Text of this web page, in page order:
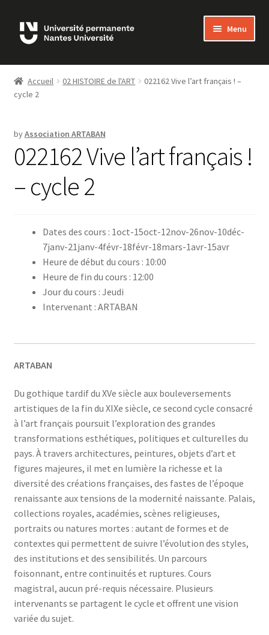
Skip
to
Skip
to
Menu
Bienvenue sur MonUP
MON COMPTE
ADHÉSIONS
LES COURS
FAQ
Accueil 02 HISTOIRE de l'ART
022162 Vive l’art français ! –
cycle 2
byAssociation ARTABAN
022162 Vive l’art français !
– cycle 2
Dates des cours : 1oct-15oct-12nov-26nov-10déc-
7janv-21janv-4févr-18févr-18mars-1avr-15avr
Heure de début du cours : 10:00
Heure de fin du cours : 12:00
Jour du cours : Jeudi
Intervenant : ARTABAN
ARTABAN
Du gothique tardif du XVe siècle aux bouleversements
artistiques de la fin du XIXe siècle, ce second cycle consacré
à l’art français poursuit l’exploration des grandes
transformations esthétiques, politiques et culturelles du
pays. À travers architectures, peintures, objets d’art et
figures majeures, il met en lumière la richesse et la
diversité des créations françaises, des fastes de l’époque
renaissante aux tensions de la modernité naissante. Palais,
collections royales, académies, scènes religieuses,
portraits ou natures mortes : autant de formes et de
contextes qui permettent de suivre l’évolution des styles,
des institutions et des sensibilités. Un parcours
foisonnant, entre continuités et ruptures. Cours
magistral, aucun pré-requis nécessaire. Plusieurs
intervenants se partagent le cycle et offrent une vision
variée du sujet.